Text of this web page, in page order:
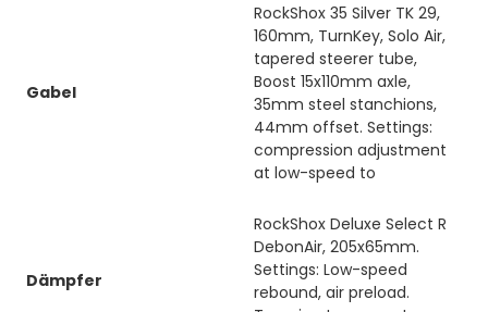
Gabel
RockShox 35 Silver TK 29,
160mm, TurnKey, Solo Air,
tapered steerer tube,
Boost 15x110mm axle,
35mm steel stanchions,
44mm offset. Settings:
compression adjustment
at low-speed to
Dämpfer
RockShox Deluxe Select R
DebonAir, 205x65mm.
Settings: Low-speed
rebound, air preload.